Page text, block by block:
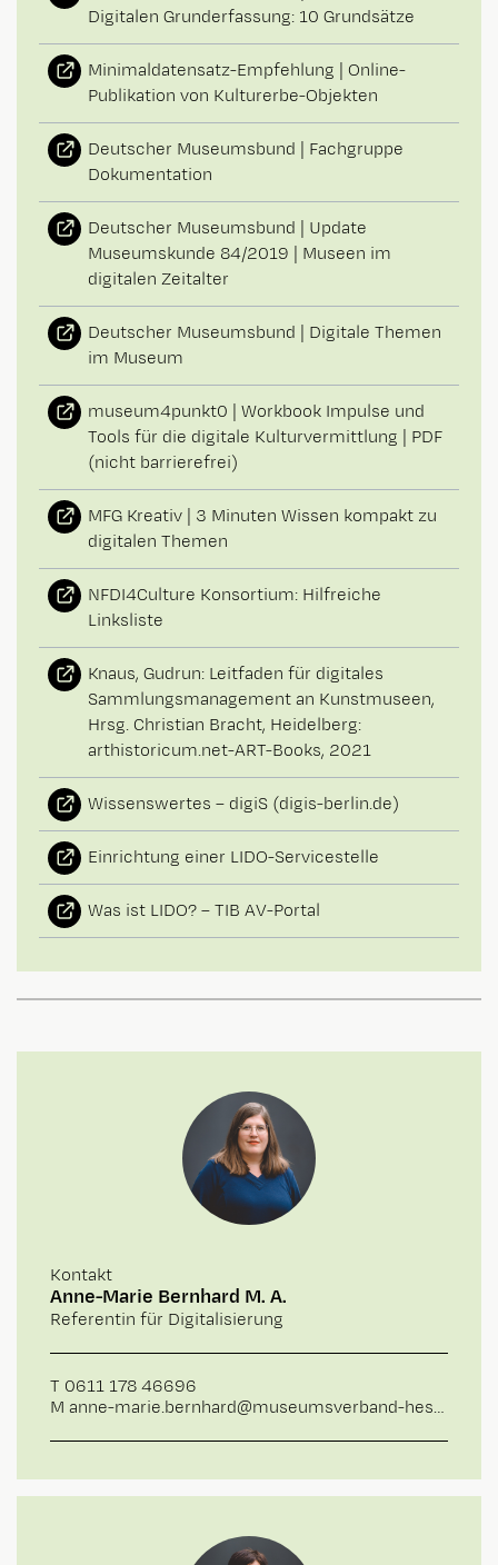
Digitalen Grunderfassung: 10 Grundsätze
Minimaldatensatz-Empfehlung | Online-
Publikation von Kulturerbe-Objekten
Deutscher Museumsbund | Fachgruppe
Dokumentation
Deutscher Museumsbund | Update
Museumskunde 84/2019 | Museen im
digitalen Zeitalter
Deutscher Museumsbund | Digitale Themen
im Museum
museum4punkt0 | Workbook Impulse und
Tools für die digitale Kulturvermittlung | PDF
(nicht barrierefrei)
MFG Kreativ | 3 Minuten Wissen kompakt zu
digitalen Themen
NFDI4Culture Konsortium: Hilfreiche
Linksliste
Knaus, Gudrun: Leitfaden für digitales
Sammlungsmanagement an Kunstmuseen,
Hrsg. Christian Bracht, Heidelberg:
arthistoricum.net-ART-Books, 2021
Wissenswertes – digiS (digis-berlin.de)
Einrichtung einer LIDO-Servicestelle
Was ist LIDO? – TIB AV-Portal
Kontakt
Anne-Marie Bernhard M. A.
Referentin für Digitalisierung
T 0611 178 46696
M anne-marie.bernhard@museumsverband-hessen.de